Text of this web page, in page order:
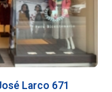
Larco 671